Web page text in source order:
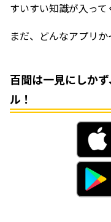
すいすい知識が入って
まだ、どんなアプリ
百聞は一見にしか
ル！